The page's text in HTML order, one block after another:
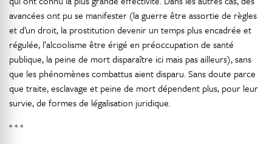
avancées ont pu se manifester (la guerre être assortie de règles
et d’un droit, la prostitution devenir un temps plus encadrée et
régulée, l’alcoolisme être érigé en préoccupation de santé
publique, la peine de mort disparaître ici mais pas ailleurs), sans
que les phénomènes combattus aient disparu. Sans doute parce
que traite, esclavage et peine de mort dépendent plus, pour leur
survie, de formes de légalisation juridique.
* * *